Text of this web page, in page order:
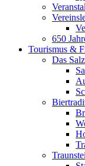
650
Tourismus &
Das